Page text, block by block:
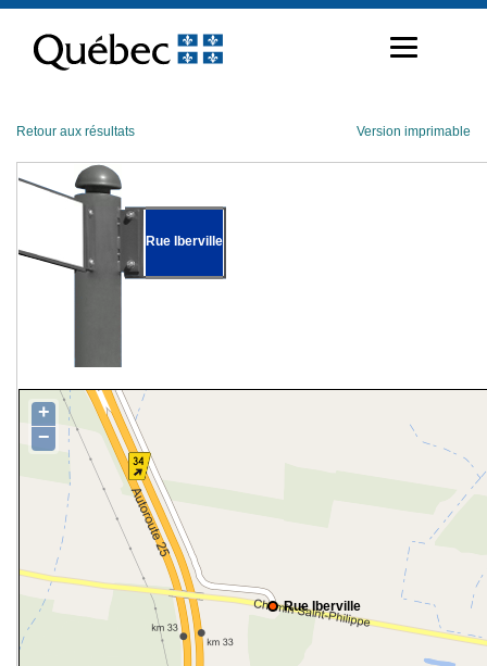
contenu
Retour aux résultats Version imprimable
Rue Iberville
Rue Iberville
+
−